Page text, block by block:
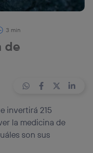
3 min
de
invertirá 215
la medicina de
son sus